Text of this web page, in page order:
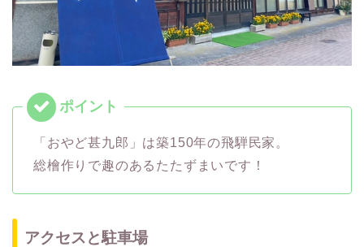
「おやど甚九郎」は築150年の飛騨民家。
総檜作りで趣のあるたたずまいです！
アクセスと駐車場